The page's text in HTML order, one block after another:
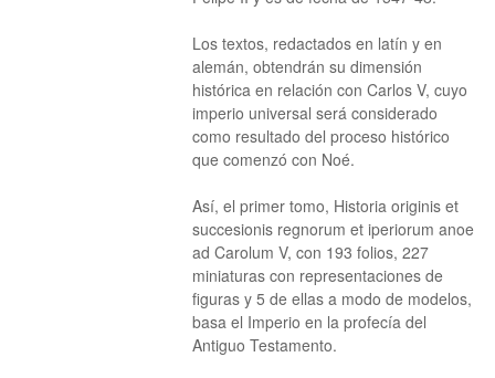
Los textos, redactados en latín y en
alemán, obtendrán su dimensión
histórica en relación con Carlos V, cuyo
imperio universal será considerado
como resultado del proceso histórico
que comenzó con Noé.
Así, el primer tomo, Historia originis et
succesionis regnorum et iperiorum anoe
ad Carolum V, con 193 folios, 227
miniaturas con representaciones de
figuras y 5 de ellas a modo de modelos,
basa el Imperio en la profecía del
Antiguo Testamento.